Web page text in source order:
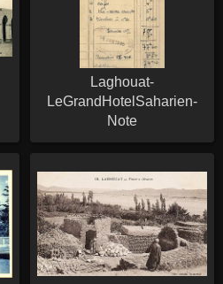
Laghouat-
LeGrandHotelSaharien-
Note